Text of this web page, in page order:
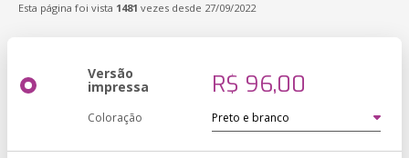
Esta página foi vista 1481 vezes desde 27/09/2022
Versão
impressa R$ 96,00
Coloração